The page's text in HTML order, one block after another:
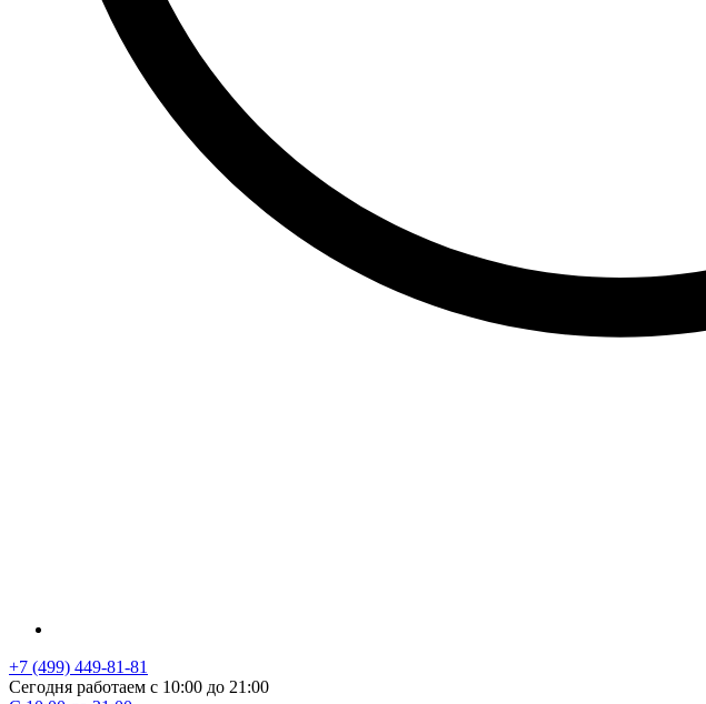
+7 (499) 449-81-81
Сегодня работаем с 10:00 до 21:00